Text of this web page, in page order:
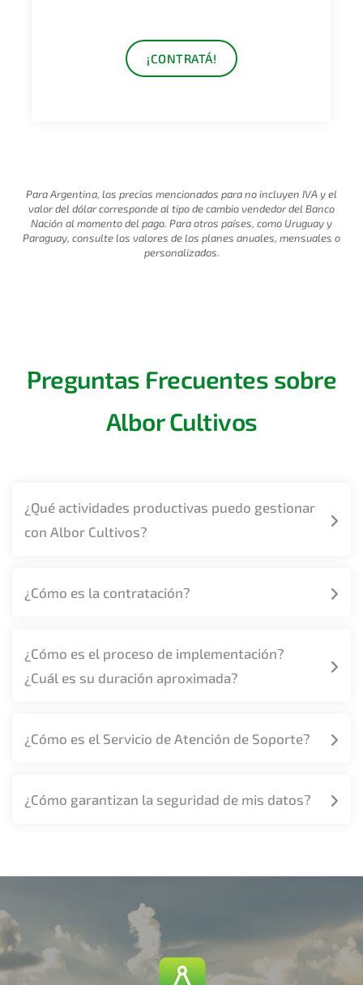
¡CONTRATÁ!
Para Argentina, los precios mencionados para no incluyen IVA y el
valor del dólar corresponde al tipo de cambio vendedor del Banco
Nación al momento del pago. Para otros países, como Uruguay y
Paraguay, consulte los valores de los planes anuales, mensuales o
personalizados.
Preguntas Frecuentes sobre
Albor Cultivos
¿Qué actividades productivas puedo gestionar
con Albor Cultivos?
¿Cómo es la contratación?
¿Cómo es el proceso de implementación?
¿Cuál es su duración aproximada?
¿Cómo es el Servicio de Atención de Soporte?
¿Cómo garantizan la seguridad de mis datos?